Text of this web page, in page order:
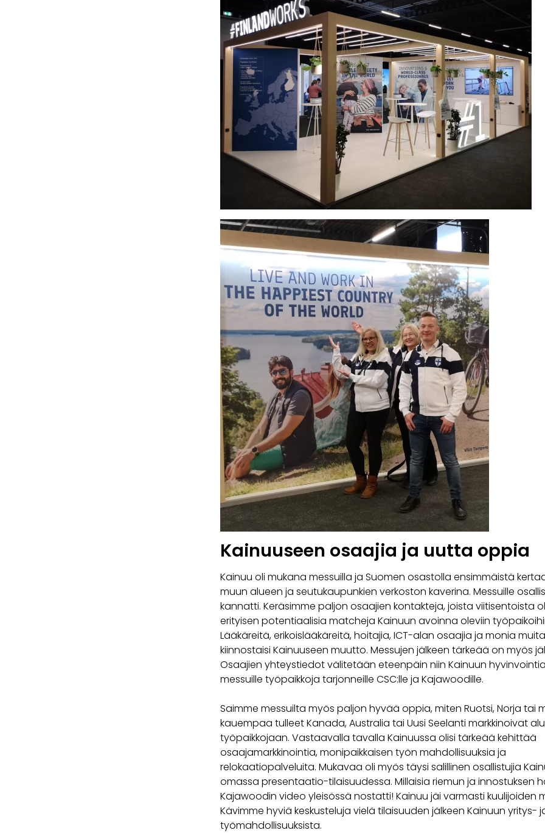
Kainuuseen osaajia ja uutta oppia
Kainuu oli mukana messuilla ja Suomen osastolla ensimmäistä
muun alueen ja seutukaupunkien verkoston kaverina. Messuille
kannatti. Keräsimme paljon osaajien kontakteja, joista viitisentoista
erityisen potentiaalisia matcheja Kainuun avoinna oleviin
Lääkäreitä, erikoislääkäreitä, hoitajia, ICT-alan osaajia ja monia muita
kiinnostaisi Kainuuseen muutto. Messujen jälkeen tärkeää on myös
Osaajien yhteystiedot välitetään eteenpäin niin Kainuun
messuille työpaikkoja tarjonneille CSC:lle ja Kajawoodille.
Saimme messuilta myös paljon hyvää oppia, miten Ruotsi, Norja tai
kauempaa tulleet Kanada, Australia tai Uusi Seelanti markkinoivat
työpaikkojaan. Vastaavalla tavalla Kainuussa olisi tärkeää kehittää
osaajamarkkinointia, monipaikkaisen työn mahdollisuuksia ja
relokaatiopalveluita. Mukavaa oli myös täysi salillinen osallistujia
omassa presentaatio-tilaisuudessa. Millaisia riemun ja innostuksen
Kajawoodin video yleisössä nostatti! Kainuu jäi varmasti kuulijoiden
Kävimme hyviä keskusteluja vielä tilaisuuden jälkeen Kainuun yritys-
työmahdollisuuksista.